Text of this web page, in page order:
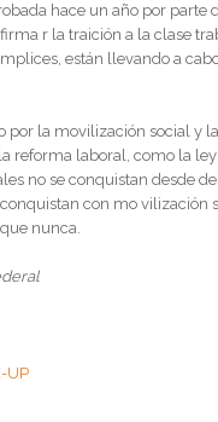
hace un año por parte
r la traición a la clase
están llevando a
por la movilización social y
reforma laboral, como la
no se conquistan desde
con mo vilización
nunca.
UP